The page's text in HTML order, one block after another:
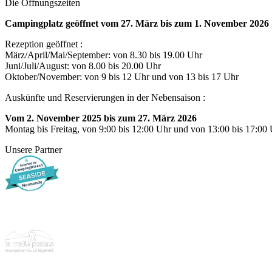
Die Öffnungszeiten
Campingplatz geöffnet vom 27. März bis zum 1. November 2026
Rezeption geöffnet :
März/April/Mai/September: von 8.30 bis 19.00 Uhr
Juni/Juli/August: von 8.00 bis 20.00 Uhr
Oktober/November: von 9 bis 12 Uhr und von 13 bis 17 Uhr
Auskünfte und Reservierungen in der Nebensaison :
Vom 2. November 2025 bis zum 27. März 2026
Montag bis Freitag, von 9:00 bis 12:00 Uhr und von 13:00 bis 17:00
Unsere Partner